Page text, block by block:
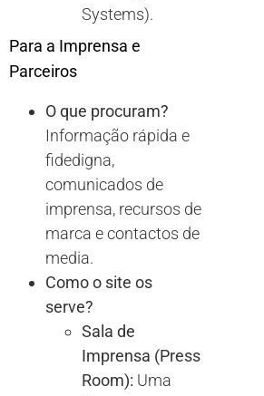
Systems).
Para a Imprensa e
Parceiros
O que procuram?
Informação rápida e
fidedigna,
comunicados de
imprensa, recursos de
marca e contactos de
media.
Como o site os
serve?
Sala de
Imprensa (Press
Room): Uma